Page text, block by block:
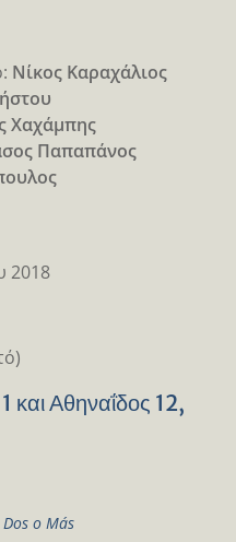
Νίκος Καραχάλιος
Χαχάμπης
Παπαπάνος
2018
και Αθηναΐδος 12,
Dos o Más